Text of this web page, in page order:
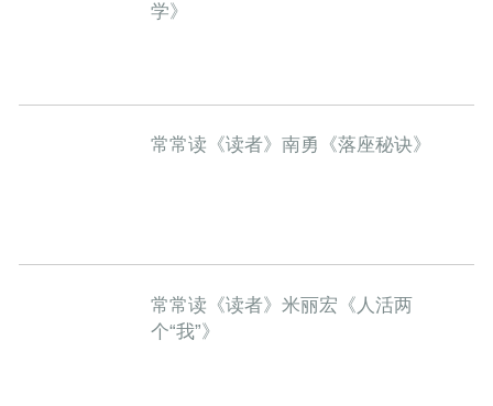
学》
常常读《读者》南勇《落座秘诀》
常常读《读者》米丽宏《人活两
个“我”》